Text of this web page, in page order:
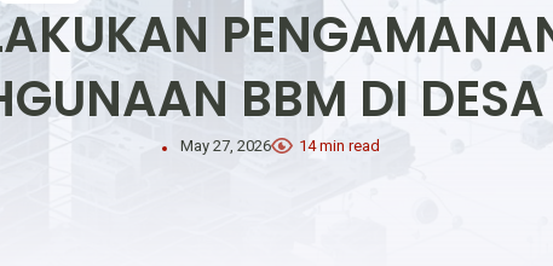
BBM DI
May 27, 2026 14 min read